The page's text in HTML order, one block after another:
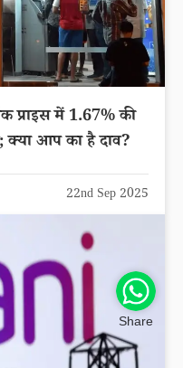
प्राइस में 1.67% की
क्या आप का है दाव?
22nd Sep 2025
Share